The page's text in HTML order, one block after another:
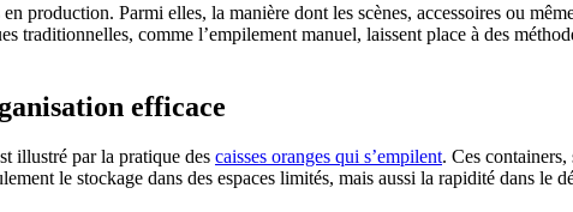
production. Parmi elles, la manière dont les scènes, accessoires ou
comme l’empilement manuel, laissent place à des
efficace
illustré par la pratique des caisses oranges qui s’empilent. Ces
le stockage dans des espaces limités, mais aussi la rapidité dans le